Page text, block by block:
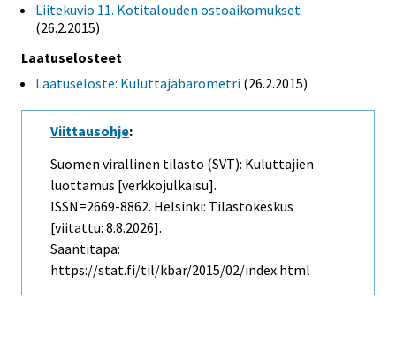
Liitekuvio 11. Kotitalouden ostoaikomukset
(26.2.2015)
Laatuselosteet
Laatuseloste: Kuluttajabarometri (26.2.2015)
Viittausohje:
Suomen virallinen tilasto (SVT): Kuluttajien
luottamus [verkkojulkaisu].
ISSN=2669-8862. Helsinki: Tilastokeskus
[viitattu: 8.8.2026].
Saantitapa:
https://stat.fi/til/kbar/2015/02/index.html